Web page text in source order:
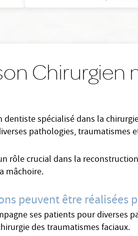
Chirurgien
spécialisé dans la
pathologies, traumatismes
rôle crucial dans la
mâchoire.
peuvent être réalisées
ses patients pour
des traumatismes faciaux.